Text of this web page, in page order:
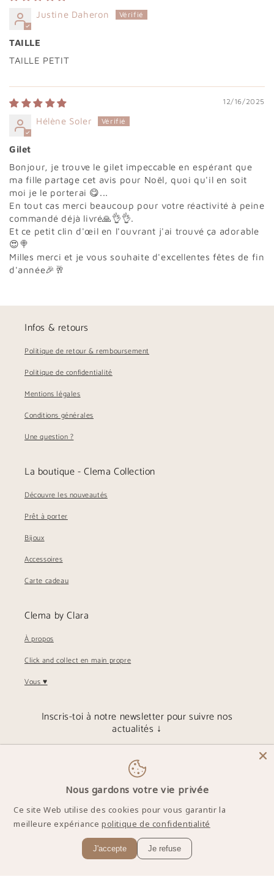
Justine Daheron
TAILLE
TAILLE PETIT
12/16/2025
Hélène Soler
Gilet
Bonjour, je trouve le gilet impeccable en espérant que
ma fille partage cet avis pour Noël, quoi qu'il en soit
moi je le porterai 😋...
En tout cas merci beaucoup pour votre réactivité à peine
commandé déjà livré🙏👌👌.
Et ce petit clin d'œil en l'ouvrant j'ai trouvé ça adorable
😍🍭
Milles merci et je vous souhaite d'excellentes fêtes de fin
d'année🎉🥂
Infos & retours
Politique de retour & remboursement
Politique de confidentialité
Mentions légales
Conditions générales
Une question ?
La boutique - Clema Collection
Découvre les nouveautés
Prêt à porter
Bijoux
Accessoires
Carte cadeau
Clema by Clara
À propos
Click and collect en main propre
Vous ♥︎
Inscris-toi à notre newsletter pour suivre nos
actualités ↓
Nous gardons votre vie privée
Ce site Web utilise des cookies pour vous garantir la
meilleure expériancepolitique de confidentialité
J'accepte Je refuse